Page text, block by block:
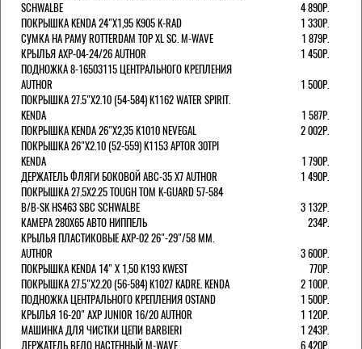
SCHWALBE
4 890Р.
ПОКРЫШКА KENDA 24"Х1,95 K905 K-RAD
1 330Р.
СУМКА НА РАМУ ROTTERDAM TOP XL SC. M-WAVE
1 879Р.
КРЫЛЬЯ AXP-04-24/26 AUTHOR
1 450Р.
ПОДНОЖКА 8-16503115 ЦЕНТРАЛЬНОГО КРЕПЛЕНИЯ
AUTHOR
1 500Р.
ПОКРЫШКА 27.5"Х2.10 (54-584) K1162 WATER SPIRIT.
KENDA
1 587Р.
ПОКРЫШКА KENDA 26"Х2,35 K1010 NEVEGAL
2 002Р.
ПОКРЫШКА 26"Х2.10 (52-559) K1153 APTOR 30TPI
KENDA
1 790Р.
ДЕРЖАТЕЛЬ ФЛЯГИ БОКОВОЙ ABC-35 X7 AUTHOR
1 490Р.
ПОКРЫШКА 27.5X2.25 TOUGH TOM K-GUARD 57-584
B/B-SK HS463 SBC SCHWALBE
3 132Р.
КАМЕРА 280Х65 АВТО НИППЕЛЬ
234Р.
КРЫЛЬЯ ПЛАСТИКОВЫЕ AXP-02 26"-29"/58 ММ.
AUTHOR
3 600Р.
ПОКРЫШКА KENDA 14" Х 1,50 K193 KWEST
770Р.
ПОКРЫШКА 27.5"Х2.20 (56-584) K1027 KADRE. KENDA
2 100Р.
ПОДНОЖКА ЦЕНТРАЛЬНОГО КРЕПЛЕНИЯ OSTAND
1 500Р.
КРЫЛЬЯ 16-20" AXP JUNIOR 16/20 AUTHOR
1 120Р.
МАШИНКА ДЛЯ ЧИСТКИ ЦЕПИ BARBIERI
1 243Р.
ДЕРЖАТЕЛЬ ВЕЛО НАСТЕННЫЙ M-WAVE
6 420Р.